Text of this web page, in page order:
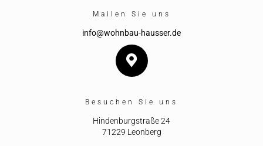
Mailen Sie uns
info@wohnbau-hausser.de
Besuchen Sie uns
Hindenburgstraße 24
71229 Leonberg